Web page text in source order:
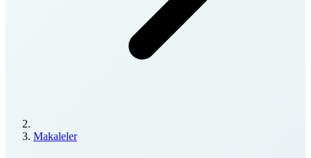
Makaleler